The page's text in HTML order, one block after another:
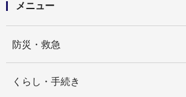
メニュー
防災・救急
くらし・手続き